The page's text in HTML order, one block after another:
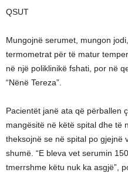
QSUT
Mungojnë serumet, mungon
termometrat për të matur
në një poliklinikë fshati, por në
“Nënë Tereza”.
Pacientët janë ata që përballen
mangësitë në këtë spital dhe të
theksojnë se në spital po gjejnë
shumë. “E bleva vet serumin
tmerrshme këtu nuk ka asgjë”,